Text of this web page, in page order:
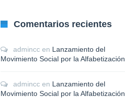
Comentarios recientes
admincc en Lanzamiento del
Movimiento Social por la Alfabetización
admincc en Lanzamiento del
Movimiento Social por la Alfabetización